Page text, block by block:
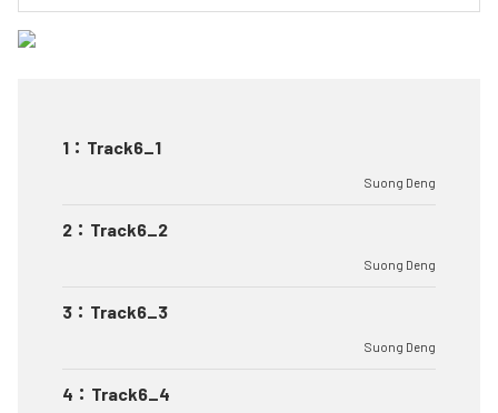
1 ： Track6_1
Suong Deng
2 ： Track6_2
Suong Deng
3 ： Track6_3
Suong Deng
4 ： Track6_4